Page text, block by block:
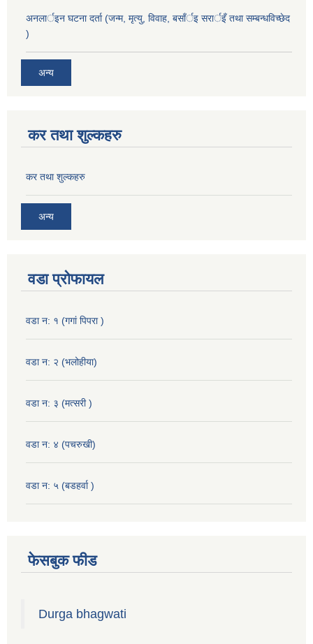
अनलार्इन घटना दर्ता (जन्म, मृत्यु, विवाह, बसाँर्इ सरार्इँ तथा सम्बन्धविच्छेद
)
अन्य
कर तथा शुल्कहरु
कर तथा शुल्कहरु
अन्य
वडा प्रोफायल
वडा न: १ (गगां पिपरा )
वडा न: २ (भलोहीया)
वडा न: ३ (मत्सरी )
वडा न: ४ (पचरुखी)
वडा न: ५ (बडहर्वा )
फेसबुक फीड
Durga bhagwati